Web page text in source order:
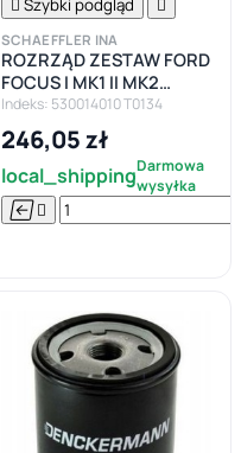


Do
 Szybki podgląd 
SCHAEFFLER INA
ROZRZĄD ZESTAW FORD
FOCUS I MK1 II MK2
FIESTA MK4 MK5 1.25 1.4
1.6 16V
Indeks: 530014010 T0134
246,05 zł
local_shippingDarmowa
wysyłka
 